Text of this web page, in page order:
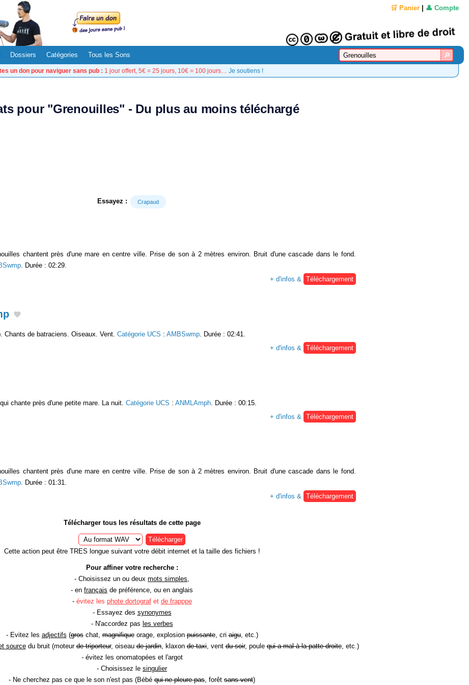
🛒 Panier 👤 Compte
Dossiers Catégories Tous les Sons
un don pour naviguer sans pub : 1 jour offert, 5€ = 25 jours, 10€ = 100 jours… Je soutiens !
pour "Grenouilles" - Du plus au moins téléchargé
Essayez : Crapaud
chantent près d'une mare en centre ville. Prise de son à 2 mètres environ. Bruit d'une cascade dans le fond.
. Durée : 02:29.
+ d'infos &
Téléchargement
Chants de batraciens. Oiseaux. Vent. Catégorie UCS : AMBSwmp . Durée : 02:41.
+ d'infos &
Téléchargement
chante près d'une petite mare. La nuit. Catégorie UCS : ANMLAmph . Durée : 00:15.
+ d'infos &
Téléchargement
chantent près d'une mare en centre ville. Prise de son à 2 mètres environ. Bruit d'une cascade dans le fond.
. Durée : 01:31.
+ d'infos & Téléchargement
Télécharger tous les résultats de cette page
Télécharger
Cette action peut être TRES longue suivant votre débit internet et la taille des fichiers !
Pour affiner votre recherche :
- Choisissez un ou deux mots simples,
- en français de préférence, ou en anglais
- évitez les phote dortografet de frapppe
- Essayez des synonymes
- N'accordez pas les verbes
- Evitez les adjectifs (groschat,magnifiqueorage, explosionpuissante, criaigu, etc.)
sourcedu bruit (moteurde triporteur, oiseaude jardin, klaxonde taxi, ventdu soir, poulequi a mal à la patte droite, etc.)
- évitez les onomatopées et l'argot
- Choisissez le singulier
- Ne cherchez pas ce que le son n'est pas (Bébé qui ne pleure pas, forêt sans vent)